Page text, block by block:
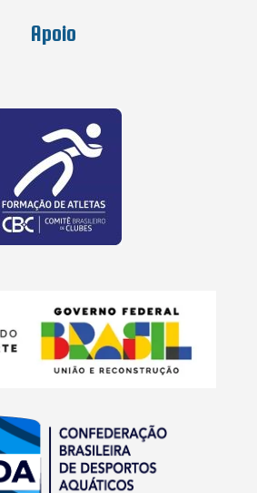
Apoio